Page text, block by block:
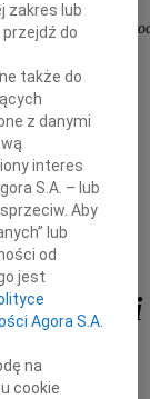
tych, którzy Cię
odszedł od nas
Dziadek i Teść
zakres lub
do
także do
z danymi
interes
S.A. – lub
Aby
lub
od
jest
Agora S.A.
na
cookie